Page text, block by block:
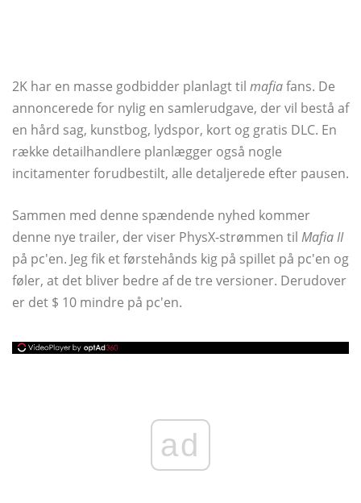
2K har en masse godbidder planlagt til mafiafans. De
annoncerede for nylig en samlerudgave, der vil bestå af
en hård sag, kunstbog, lydspor, kort og gratis DLC. En
række detailhandlere planlægger også nogle
incitamenter forudbestilt, alle detaljerede efter pausen.
Sammen med denne spændende nyhed kommer
denne nye trailer, der viser PhysX-strømmen til Mafia II
på pc'en. Jeg fik et førstehånds kig på spillet på pc'en og
føler, at det bliver bedre af de tre versioner. Derudover
er det $ 10 mindre på pc'en.
ad